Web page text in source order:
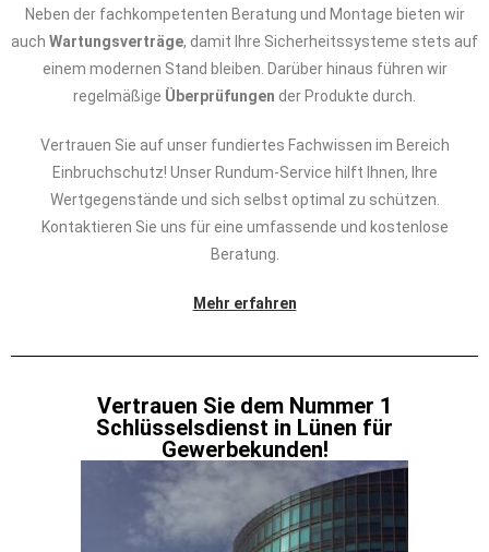
Neben der fachkompetenten Beratung und Montage bieten wir
auch Wartungsverträge, damit Ihre Sicherheitssysteme stets auf
einem modernen Stand bleiben. Darüber hinaus führen wir
regelmäßige Überprüfungen der Produkte durch.
Vertrauen Sie auf unser fundiertes Fachwissen im Bereich
Einbruchschutz! Unser Rundum-Service hilft Ihnen, Ihre
Wertgegenstände und sich selbst optimal zu schützen.
Kontaktieren Sie uns für eine umfassende und kostenlose
Beratung.
Mehr erfahren
Vertrauen Sie dem Nummer 1
Schlüsselsdienst in Lünen für
Gewerbekunden!